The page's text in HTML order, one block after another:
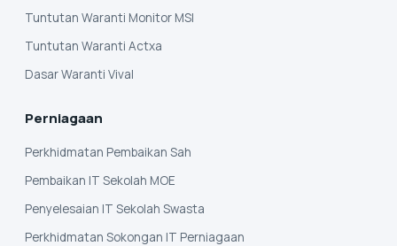
Tuntutan Waranti Monitor MSI
Tuntutan Waranti Actxa
Dasar Waranti Vival
Perniagaan
Perkhidmatan Pembaikan Sah
Pembaikan IT Sekolah MOE
Penyelesaian IT Sekolah Swasta
Perkhidmatan Sokongan IT Perniagaan